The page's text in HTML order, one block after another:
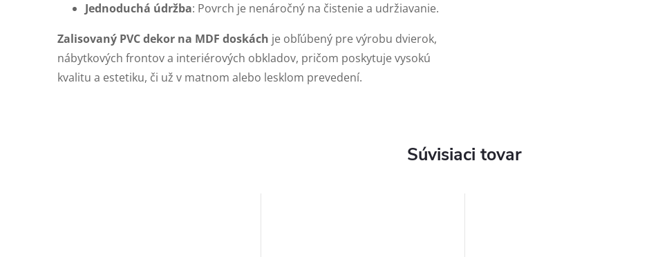
Jednoduchá údržba: Povrch je nenáročný na čistenie a udržiavanie.
Zalisovaný PVC dekor na MDF doskách je obľúbený pre výrobu dvierok,
nábytkových frontov a interiérových obkladov, pričom poskytuje vysokú
kvalitu a estetiku, či už v matnom alebo lesklom prevedení.
Súvisiaci tovar